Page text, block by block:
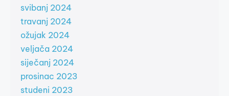
svibanj 2024
travanj 2024
ožujak 2024
veljača 2024
siječanj 2024
prosinac 2023
studeni 2023